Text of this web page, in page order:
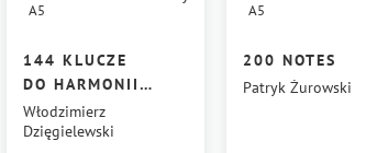
A5
144 KLUCZE
DO HARMONII
I PRZEMIANY
Włodzimierz
Dzięgielewski
A5
200 NOTES
Patryk Żurowski